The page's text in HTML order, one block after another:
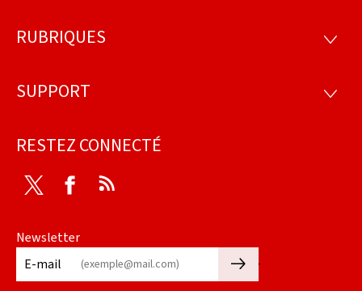
Pied
page
RUBRIQUES
SUPPORT
RESTEZ CONNECTÉ
Twitter Facebook
Newsletter
E-mail
🡒